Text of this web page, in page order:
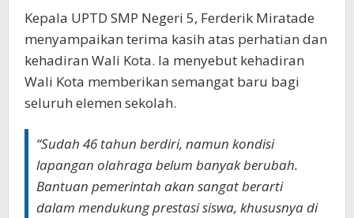
Kepala UPTD SMP Negeri 5, Ferderik Miratade
menyampaikan terima kasih atas perhatian dan
kehadiran Wali Kota. Ia menyebut kehadiran
Wali Kota memberikan semangat baru bagi
seluruh elemen sekolah.
“Sudah 46 tahun berdiri, namun kondisi
lapangan olahraga belum banyak berubah.
Bantuan pemerintah akan sangat berarti
dalam mendukung prestasi siswa, khususnya di